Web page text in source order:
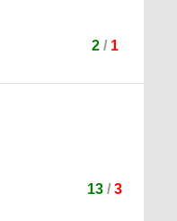
2/ 1
13 / 3